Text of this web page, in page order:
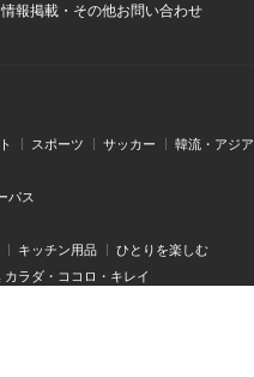
報掲載・その他お問い合わせ
スポーツ サッカー 韓流・アジア
パス
キッチン用品 ひとりを楽しむ
カラダ・ココロ・キレイ